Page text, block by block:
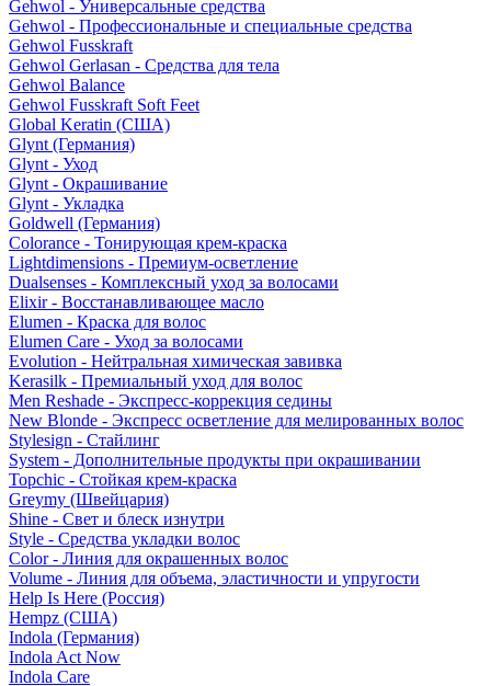
Gehwol - Универсальные средства
Gehwol - Профессиональные и специальные средства
Gehwol Fusskraft
Gehwol Gerlasan - Средства для тела
Gehwol Balance
Gehwol Fusskraft Soft Feet
Global Keratin (США)
Glynt (Германия)
Glynt - Уход
Glynt - Окрашивание
Glynt - Укладка
Goldwell (Германия)
Colorance - Тонирующая крем-краска
Lightdimensions - Премиум-осветление
Dualsenses - Комплексный уход за волосами
Elixir - Восстанавливающее масло
Elumen - Краска для волос
Elumen Care - Уход за волосами
Evolution - Нейтральная химическая завивка
Kerasilk - Премиальный уход для волос
Men Reshade - Экспресс-коррекция седины
New Blonde - Экспресс осветление для мелированных волос
Stylesign - Стайлинг
System - Дополнительные продукты при окрашивании
Topchic - Стойкая крем-краска
Greymy (Швейцария)
Shine - Свет и блеск изнутри
Style - Средства укладки волос
Color - Линия для окрашенных волос
Volume - Линия для объема, эластичности и упругости
Help Is Here (Россия)
Hempz (США)
Indola (Германия)
Indola Act Now
Indola Care